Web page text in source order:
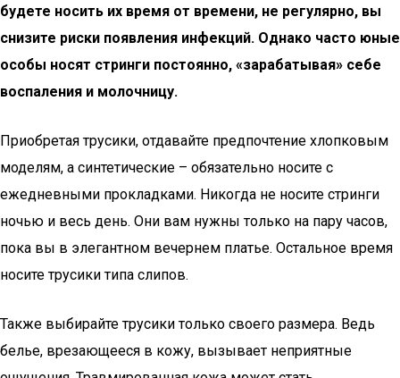
будете носить их время от времени, не регулярно, вы
снизите риски появления инфекций. Однако часто юные
особы носят стринги постоянно, «зарабатывая» себе
воспаления и молочницу.
Приобретая трусики, отдавайте предпочтение хлопковым
моделям, а синтетические – обязательно носите с
ежедневными прокладками. Никогда не носите стринги
ночью и весь день. Они вам нужны только на пару часов,
пока вы в элегантном вечернем платье. Остальное время
носите трусики типа слипов.
Также выбирайте трусики только своего размера. Ведь
белье, врезающееся в кожу, вызывает неприятные